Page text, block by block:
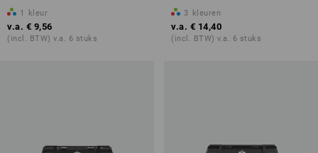
1 kleur
v.a. € 9,56
(incl. BTW) v.a. 6 stuks
3 kleuren
v.a. € 14,40
(incl. BTW) v.a. 6 stuks